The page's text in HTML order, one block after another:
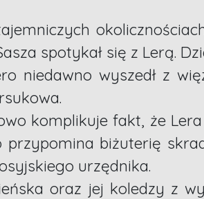
spotykał się z Lerą.
niedawno wyszedł z
komplikuje fakt, że
przypomina biżuterię
urzędnika.
oraz jej koledzy z